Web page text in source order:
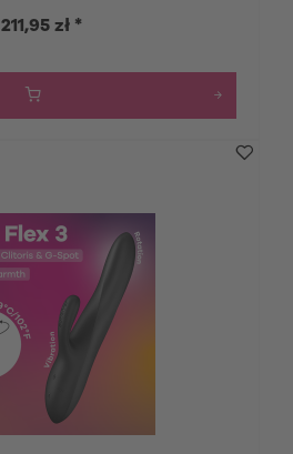
211,95 zł *